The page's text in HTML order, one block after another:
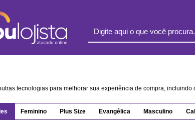
tecnologias para melhorar sua experiência de compra,
Feminino Plus Size Evangélica Masculino